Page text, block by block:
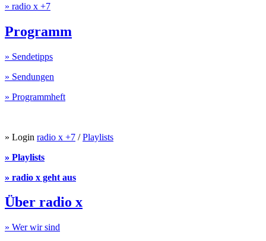
» radio x +7
Programm
» Sendetipps
» Sendungen
» Programmheft
» Login radio x +7 /Playlists
» Playlists
» radio x geht aus
Über radio x
» Wer wir sind